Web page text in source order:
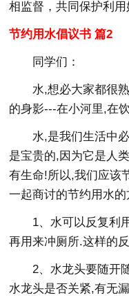
相监督，共同保护利用
节约用水倡议书 篇2
同学们：
水,想必大家都很
的身影---在小河里,在
水,是我们生活中
是宝贵的,因为它是人
有生命!所以,我们应该
一起商讨的节约用水的
1、水可以反复利
再用来冲厕所.这样的
2、水龙头要随开
水龙头是否关紧,有无